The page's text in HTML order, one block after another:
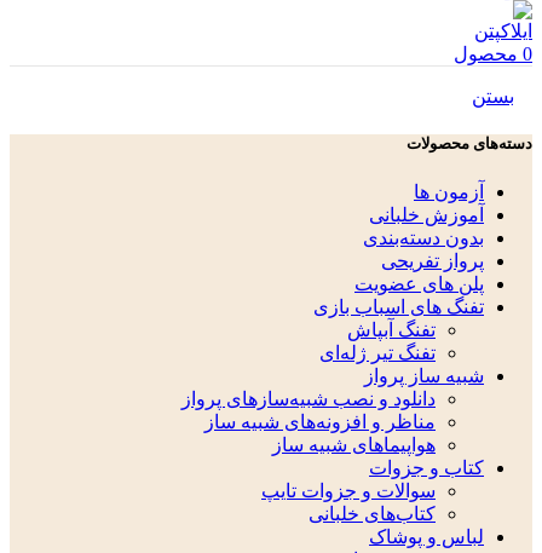
0 محصول
بستن
دسته‌های محصولات
آزمون ها
آموزش خلبانی
بدون دسته‌بندی
پرواز تفریحی
پلن های عضویت
تفنگ های اسباب بازی
تفنگ آبپاش
تفنگ تیر ژله‌ای
شبیه ساز پرواز
دانلود و نصب شبیه‌سازهای پرواز
مناظر و افزونه‌های شبیه ساز
هواپیماهای شبیه ساز
کتاب و جزوات
سوالات و جزوات تایپ
کتاب‌های خلبانی
لباس و پوشاک